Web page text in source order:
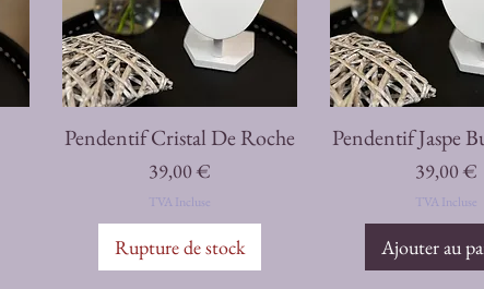
Aperçu rapide
Pendentif Cristal De Roche
Prix
39,00 €
TVA Incluse
Rupture de stock
Aperçu
Pendentif Jaspe
Prix
39,00 €
TVA Incluse
Ajouter au